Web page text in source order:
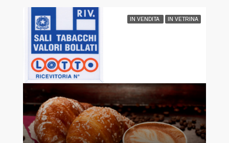
IN VENDITA IN VETRINA